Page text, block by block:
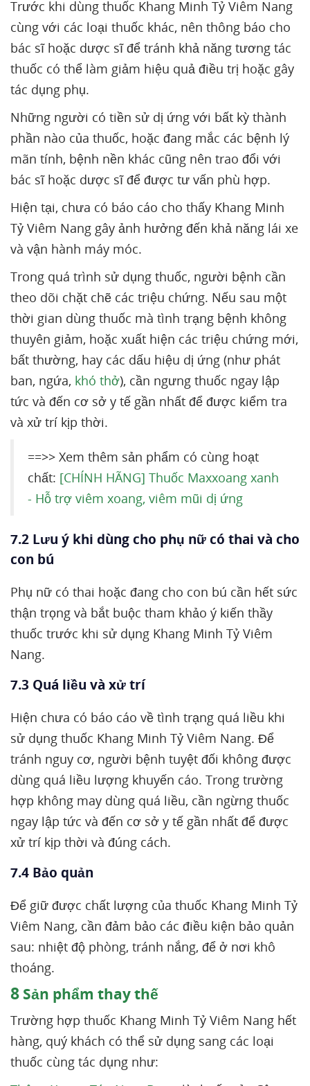
Trước khi dùng thuốc Khang Minh Tỷ Viêm Nang
cùng với các loại thuốc khác, nên thông báo cho
bác sĩ hoặc dược sĩ để tránh khả năng tương tác
thuốc có thể làm giảm hiệu quả điều trị hoặc gây
tác dụng phụ.
Những người có tiền sử dị ứng với bất kỳ thành
phần nào của thuốc, hoặc đang mắc các bệnh lý
mãn tính, bệnh nền khác cũng nên trao đổi với
bác sĩ hoặc dược sĩ để được tư vấn phù hợp.
Hiện tại, chưa có báo cáo cho thấy Khang Minh
Tỷ Viêm Nang gây ảnh hưởng đến khả năng lái xe
và vận hành máy móc.
Trong quá trình sử dụng thuốc, người bệnh cần
theo dõi chặt chẽ các triệu chứng. Nếu sau một
thời gian dùng thuốc mà tình trạng bệnh không
thuyên giảm, hoặc xuất hiện các triệu chứng mới,
bất thường, hay các dấu hiệu dị ứng (như phát
ban, ngứa, khó thở), cần ngưng thuốc ngay lập
tức và đến cơ sở y tế gần nhất để được kiểm tra
và xử trí kịp thời.
==>> Xem thêm sản phẩm có cùng hoạt
chất: [CHÍNH HÃNG] Thuốc Maxxoang xanh
- Hỗ trợ viêm xoang, viêm mũi dị ứng
7.2 Lưu ý khi dùng cho phụ nữ có thai và cho
con bú
Phụ nữ có thai hoặc đang cho con bú cần hết sức
thận trọng và bắt buộc tham khảo ý kiến thầy
thuốc trước khi sử dụng Khang Minh Tỷ Viêm
Nang.
7.3 Quá liều và xử trí
Hiện chưa có báo cáo về tình trạng quá liều khi
sử dụng thuốc Khang Minh Tỷ Viêm Nang. Để
tránh nguy cơ, người bệnh tuyệt đối không được
dùng quá liều lượng khuyến cáo. Trong trường
hợp không may dùng quá liều, cần ngừng thuốc
ngay lập tức và đến cơ sở y tế gần nhất để được
xử trí kịp thời và đúng cách.
7.4 Bảo quản
Để giữ được chất lượng của thuốc Khang Minh Tỷ
Viêm Nang, cần đảm bảo các điều kiện bảo quản
sau: nhiệt độ phòng, tránh nắng, để ở nơi khô
thoáng.
8 Sản phẩm thay thế
Trường hợp thuốc Khang Minh Tỷ Viêm Nang hết
hàng, quý khách có thể sử dụng sang các loại
thuốc cùng tác dụng như: